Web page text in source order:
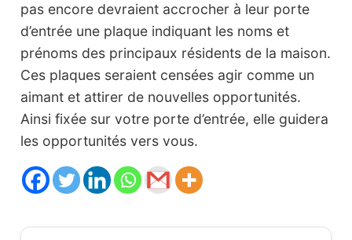
pas encore devraient accrocher à leur porte
d’entrée une plaque indiquant les noms et
prénoms des principaux résidents de la maison.
Ces plaques seraient censées agir comme un
aimant et attirer de nouvelles opportunités.
Ainsi fixée sur votre porte d’entrée, elle guidera
les opportunités vers vous.